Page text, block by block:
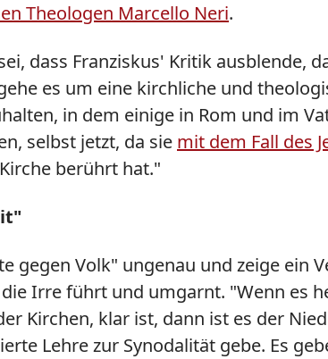
Theologen Marcello Neri.
dass Franziskus' Kritik ausblende,
es um eine kirchliche und
in dem einige in Rom und im
selbst jetzt, da sie mit dem Fall des
berührt hat."
gegen Volk" ungenau und zeige ein
Irre führt und umgarnt. "Wenn es
Kirchen, klar ist, dann ist es der
Lehre zur Synodalität gebe. Es